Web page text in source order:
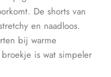
De shorts van
en naadloos.
bij warme
is wat simpeler